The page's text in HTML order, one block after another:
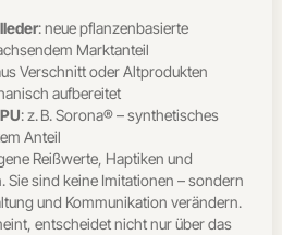
: neue pflanzenbasierte
Marktanteil
Verschnitt oder Altprodukten
aufbereitet
: z. B. Sorona® – synthetisches
Anteil
Reißwerte, Haptiken und
sind keine Imitationen – sondern
und Kommunikation verändern.
entscheidet nicht nur über das